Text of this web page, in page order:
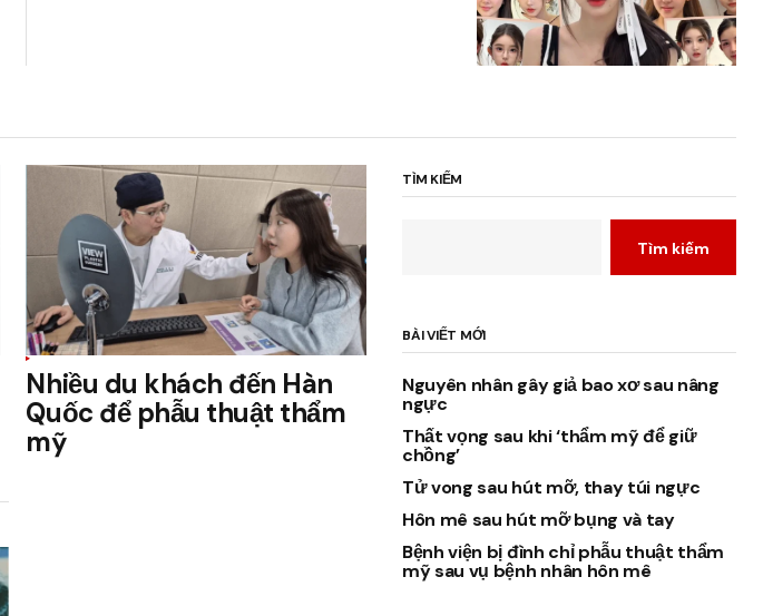
Nhiều du khách đến Hàn
Quốc để phẫu thuật thẩm
mỹ
TÌM KIẾM
Tìm kiếm
BÀI VIẾT MỚI
Nguyên nhân gây giả bao xơ sau nâng
ngực
Thất vọng sau khi ‘thẩm mỹ để giữ
chồng’
Tử vong sau hút mỡ, thay túi ngực
Hôn mê sau hút mỡ bụng và tay
Bệnh viện bị đình chỉ phẫu thuật thẩm
mỹ sau vụ bệnh nhân hôn mê